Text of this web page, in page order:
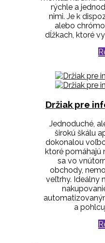
rýchle a
nimi. Je k
alebo
dĺžkach, ktoré
Držiak pre
Jednoduché,
širokú škálu
dokonalou
ktoré pomáhajú
sa vo
obchody,
veľtrhy. Ideálny
a